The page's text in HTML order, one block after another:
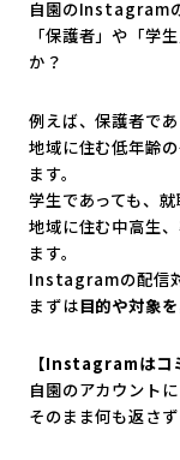
自園のInstagram
「保護者」や「学
か？
例えば、保護者で
地域に住む低年齢
ます。
学生であっても、就
地域に住む中高生
ます。
Instagramの配信対
まずは目的や対象
【Instagramはコ
自園のアカウント
そのまま何も返さ